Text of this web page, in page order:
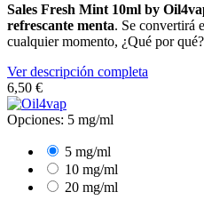
Sales Fresh Mint 10ml by
refrescante menta. Se convertirá
cualquier momento, ¿Qué por
Ver descripción completa
6,50 €
Opciones: 5 mg/ml
5 mg/ml
10 mg/ml
20 mg/ml